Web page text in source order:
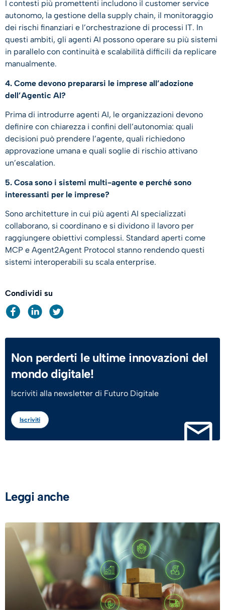
I contesti più promettenti includono il customer service
autonomo, la gestione della supply chain, il monitoraggio
dei rischi finanziari e l’orchestrazione di processi IT. In
questi ambiti, gli agenti AI possono operare su più sistemi
in parallelo con continuità e scalabilità difficili da replicare
manualmente.
4. Come devono prepararsi le imprese all’adozione
dell’Agentic AI?
Prima di introdurre agenti AI, le organizzazioni devono
definire con chiarezza i confini dell’autonomia: quali
decisioni può prendere l’agente, quali richiedono
approvazione umana e quali soglie di rischio attivano
un’escalation.
5. Cosa sono i sistemi multi-agente e perché sono
interessanti per le imprese?
Sono architetture in cui più agenti AI specializzati
collaborano, si coordinano e si dividono il lavoro per
raggiungere obiettivi complessi. Standard aperti come
MCP e Agent2Agent Protocol stanno rendendo questi
sistemi interoperabili su scala enterprise.
Condividi su
Non perderti le ultime innovazioni del
mondo digitale!
Iscriviti alla newsletter di Futuro Digitale
Iscriviti
Leggi anche